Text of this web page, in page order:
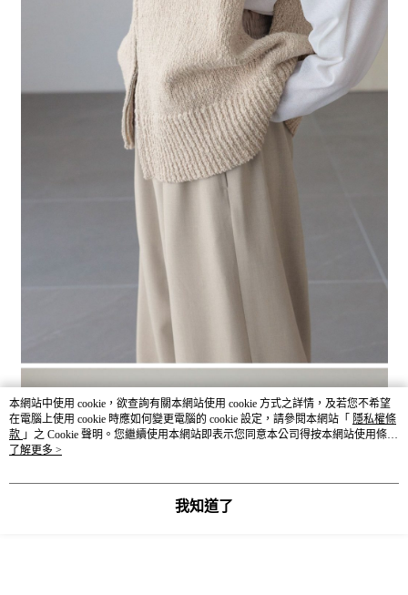
本網站中使用 cookie，欲查詢有關本網站使用 cookie 方式之詳情，及若您不希望
在電腦上使用 cookie 時應如何變更電腦的 cookie 設定，請參閱本網站「 隱私權條
款 」之 Cookie 聲明。您繼續使用本網站即表示您同意本公司得按本網站使用條款
之 Cookie 聲明使用 cookie。
了解更多 >
我知道了